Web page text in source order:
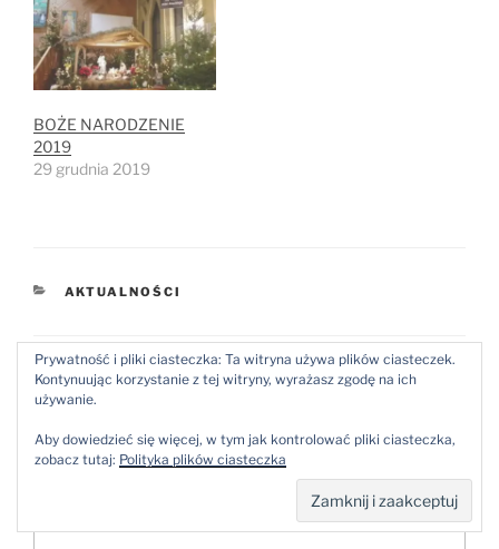
BOŻE NARODZENIE
2019
29 grudnia 2019
KATEGORIE
AKTUALNOŚCI
Dodaj komentarz
Wymagane pola są oznaczone*
Prywatność i pliki ciasteczka: Ta witryna używa plików ciasteczek.
Kontynuując korzystanie z tej witryny, wyrażasz zgodę na ich
używanie.
Aby dowiedzieć się więcej, w tym jak kontrolować pliki ciasteczka,
zobacz tutaj: Polityka plików ciasteczka